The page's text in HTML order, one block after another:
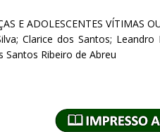
E ADOLESCENTES VÍTIMAS
Clarice dos Santos;
Santos Ribeiro de Abreu